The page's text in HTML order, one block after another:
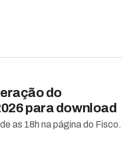
do
para download
as 18h na página do Fisco.